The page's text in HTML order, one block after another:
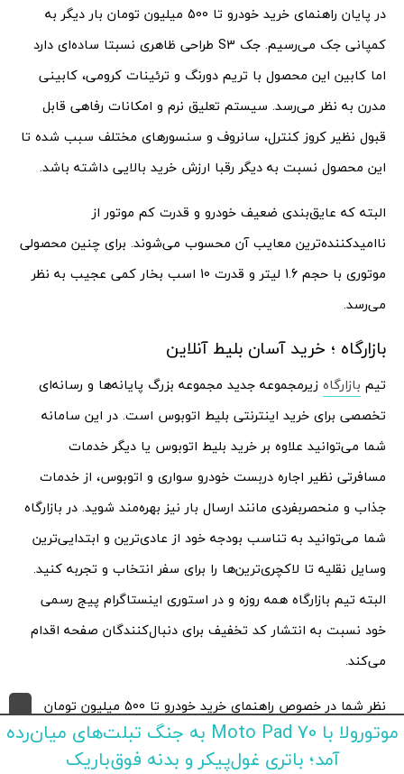
در پایان راهنمای خرید خودرو تا 500 میلیون تومان بار دیگر به
کمپانی جک می‌رسیم. جک S3 طراحی ظاهری نسبتا ساده‌ای دارد
اما کابین این محصول با تریم دورنگ و ترئینات کرومی، کابینی
مدرن به نظر می‌رسد. سیستم تعلیق نرم و امکانات رفاهی قابل
قبول نظیر کروز کنترل، سانروف و سنسورهای مختلف سبب شده تا
این محصول نسبت به دیگر رقبا ارزش خرید بالایی داشته باشد.
البته که عایق‌بندی ضعیف خودرو و قدرت کم موتور از
ناامیدکننده‌ترین معایب آن محسوب می‌شوند. برای چنین محصولی
موتوری با حجم 1.6 لیتر و قدرت 10 اسب بخار کمی عجیب به نظر
می‌رسد.
بازارگاه ؛ خرید آسان بلیط آنلاین
تیم بازارگاه زیرمجموعه جدید مجموعه بزرگ پایانه‌ها و رسانه‌ای
تخصصی برای خرید اینترنتی بلیط اتوبوس است. در این سامانه
شما می‌توانید علاوه بر خرید بلیط اتوبوس یا دیگر خدمات
مسافرتی نظیر اجاره دربست خودرو سواری و اتوبوس، از خدمات
جذاب و منحصربفردی مانند ارسال بار نیز بهره‌مند شوید. در بازارگاه
شما می‌توانید به تناسب بودجه خود از عادی‌ترین و ابتدایی‌ترین
وسایل نقلیه تا لاکچری‌ترین‌ها را برای سفر انتخاب و تجربه کنید.
البته تیم بازارگاه همه روزه و در استوری اینستاگرام پیج رسمی
خود نسبت به انتشار کد تخفیف برای دنبال‌کنندگان صفحه اقدام
می‌کند.
نظر شما در خصوص راهنمای خرید خودرو تا 500 میلیون تومان
چیست؟ نظرات خود را در بخش کامنت‌ها باتکراتودر میان
موتورولا با Moto Pad 70 به جنگ تبلت‌های میان‌رده
آمد؛ باتری غول‌پیکر و بدنه فوق‌باریک